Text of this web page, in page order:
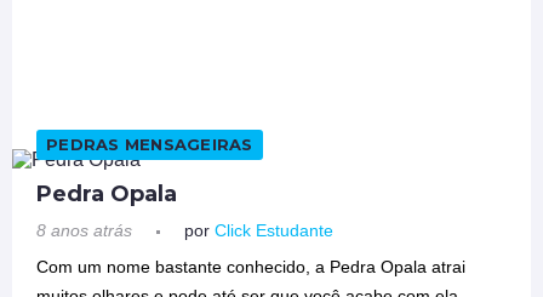
PEDRAS MENSAGEIRAS
Pedra Opala
8 anos atrás por Click Estudante
Com um nome bastante conhecido, a Pedra Opala atrai